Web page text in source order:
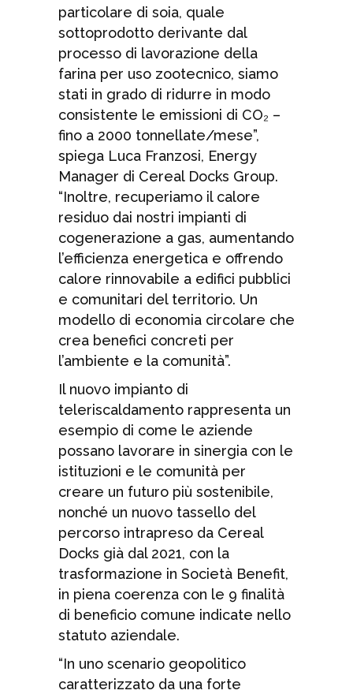
particolare di soia, quale
sottoprodotto derivante dal
processo di lavorazione della
farina per uso zootecnico, siamo
stati in grado di ridurre in modo
consistente le emissioni di CO₂ –
fino a 2000 tonnellate/mese”,
spiega Luca Franzosi, Energy
Manager di Cereal Docks Group.
“Inoltre, recuperiamo il calore
residuo dai nostri impianti di
cogenerazione a gas, aumentando
l’efficienza energetica e offrendo
calore rinnovabile a edifici pubblici
e comunitari del territorio. Un
modello di economia circolare che
crea benefici concreti per
l’ambiente e la comunità”.
Il nuovo impianto di
teleriscaldamento rappresenta un
esempio di come le aziende
possano lavorare in sinergia con le
istituzioni e le comunità per
creare un futuro più sostenibile,
nonché un nuovo tassello del
percorso intrapreso da Cereal
Docks già dal 2021, con la
trasformazione in Società Benefit,
in piena coerenza con le 9 finalità
di beneficio comune indicate nello
statuto aziendale.
“In uno scenario geopolitico
caratterizzato da una forte